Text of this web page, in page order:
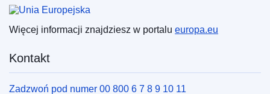
Więcej informacji znajdziesz w portalu europa.eu
Kontakt
Zadzwoń pod numer 00 800 6 7 8 9 10 11